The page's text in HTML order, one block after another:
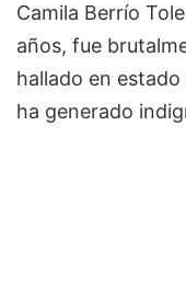
Camila Berrío
años, fue
hallado en
ha generado